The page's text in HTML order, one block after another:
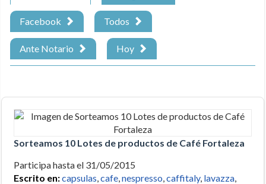
Facebook Todos
Ante Notario Hoy
Sorteamos 10 Lotes de productos de Café Fortaleza
Participa hasta el 31/05/2015
Escrito en:capsulas,cafe,nespresso,caffitaly, lavazza,